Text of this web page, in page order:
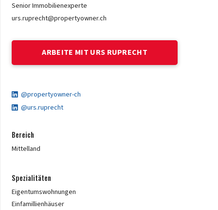
Senior Immobilienexperte
urs.ruprecht@propertyowner.ch
ARBEITE MIT URS RUPRECHT
@propertyowner-ch
@urs.ruprecht
Bereich
Mittelland
Spezialitäten
Eigentumswohnungen
Einfamillienhäuser